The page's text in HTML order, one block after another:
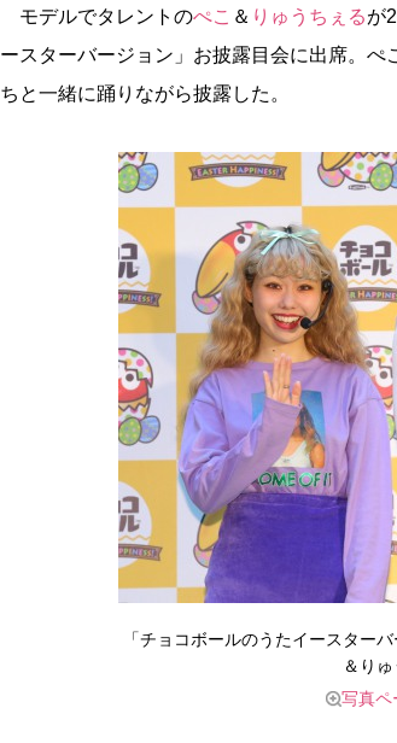
モデルでタレントのぺこ ＆ りゅうちぇるが
ースターバージョン」お披露目会に出席。
ちと一緒に踊りながら披露した。
「チョコボールのうたイースター
＆り
写真ペ